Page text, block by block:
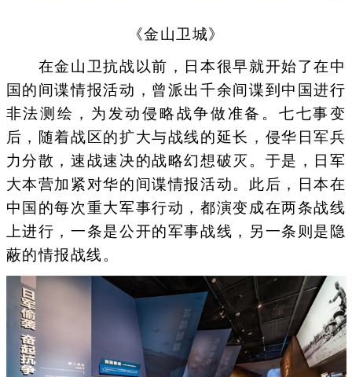
《金山卫城》
在金山卫抗战以前，日本很早就开始了在中
国的间谍情报活动，曾派出千余间谍到中国进行
非法测绘，为发动侵略战争做准备。七七事变
后，随着战区的扩大与战线的延长，侵华日军兵
力分散，速战速决的战略幻想破灭。于是，日军
大本营加紧对华的间谍情报活动。此后，日本在
中国的每次重大军事行动，都演变成在两条战线
上进行，一条是公开的军事战线，另一条则是隐
蔽的情报战线。